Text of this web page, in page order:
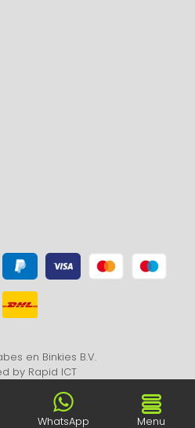
en Binkies B.V.
by Rapid ICT
WhatsApp Menu